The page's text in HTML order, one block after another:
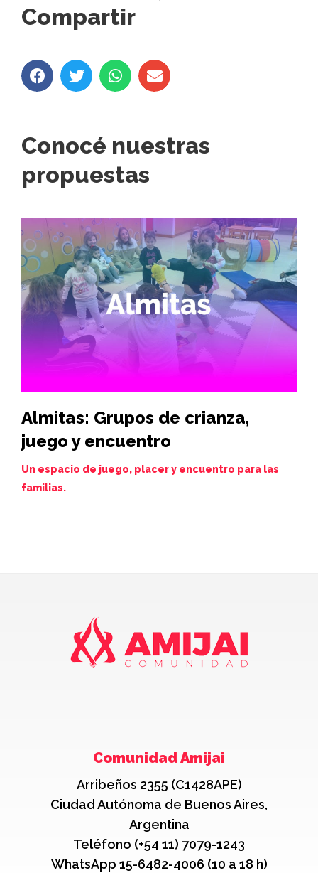
Compartir
Conocé nuestras
propuestas
Almitas: Grupos de crianza,
juego y encuentro
Un espacio de juego, placer y encuentro para las
familias.
Comunidad Amijai
Arribeños 2355 (C1428APE)
Ciudad Autónoma de Buenos Aires,
Argentina
Teléfono (+54 11) 7079-1243
WhatsApp 15-6482-4006 (10 a 18 h)